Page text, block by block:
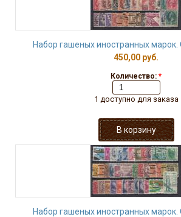
Набор гашеных иностранных
450,00 руб.
Количество: *
1 доступно для заказа
Набор гашеных иностранных